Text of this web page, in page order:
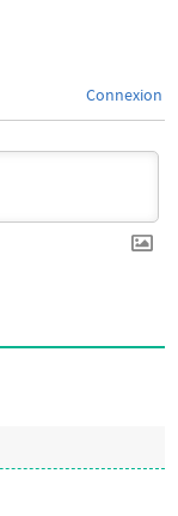
Connexion